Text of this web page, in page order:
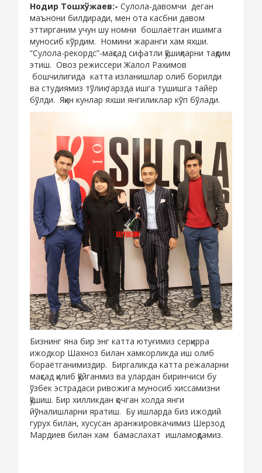
Нодир Тошхўжаев:- Сулола-давомчи деган
маънони билдиради, мен ота касбни давом
эттирганим учун шу номни бошлаётган ишимга
муносиб кўрдим. Номини жаранги хам яхши.
“Сулола-рекордс”-мақсад сифатли қўшиқларни тақдим
этиш. Овоз режиссери Жалол Рахимов
бошчилигида катта изланишлар олиб борилди
ва студиямиз тўлиқ тарзда ишга тушишга тайёр
бўлди. Яқин кунлар яхши янгиликлар кўп бўлади.
Бизнинг яна бир энг катта ютуғимиз серқирра
ижодкор Шахноз билан хамкорликда иш олиб
бораётганимиздир. Биргаликда катта режаларни
мақсад қилиб қўйганмиз ва улардан биринчиси бу
ўзбек эстрадаси ривожига муносиб хиссамизни
қўшиш. Бир хилликдан қочган холда янги
йўналишларни яратиш. Бу ишларда биз ижодий
гурух билан, хусусан аранжировкачимиз Шерзод
Мардиев билан хам бамаслахат ишламоқдамиз.